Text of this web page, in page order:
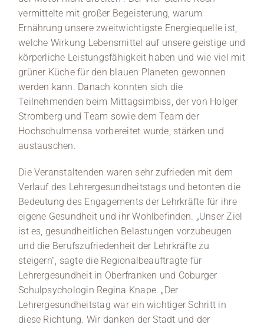
vermittelte mit großer Begeisterung, warum
Ernährung unsere zweitwichtigste Energiequelle ist,
welche Wirkung Lebensmittel auf unsere geistige und
körperliche Leistungsfähigkeit haben und wie viel mit
grüner Küche für den blauen Planeten gewonnen
werden kann. Danach konnten sich die
Teilnehmenden beim Mittagsimbiss, der von Holger
Stromberg und Team sowie dem Team der
Hochschulmensa vorbereitet wurde, stärken und
austauschen.
Die Veranstaltenden waren sehr zufrieden mit dem
Verlauf des Lehrergesundheitstags und betonten die
Bedeutung des Engagements der Lehrkräfte für ihre
eigene Gesundheit und ihr Wohlbefinden. „Unser Ziel
ist es, gesundheitlichen Belastungen vorzubeugen
und die Berufszufriedenheit der Lehrkräfte zu
steigern“, sagte die Regionalbeauftragte für
Lehrergesundheit in Oberfranken und Coburger
Schulpsychologin Regina Knape. „Der
Lehrergesundheitstag war ein wichtiger Schritt in
diese Richtung. Wir danken der Stadt und der